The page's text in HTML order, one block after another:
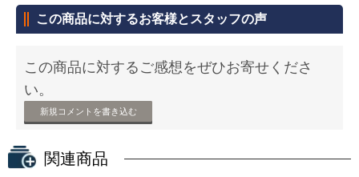
この商品に対するお客様とスタッフの声
この商品に対するご感想をぜひお寄せくださ
い。
新規コメントを書き込む
関連商品